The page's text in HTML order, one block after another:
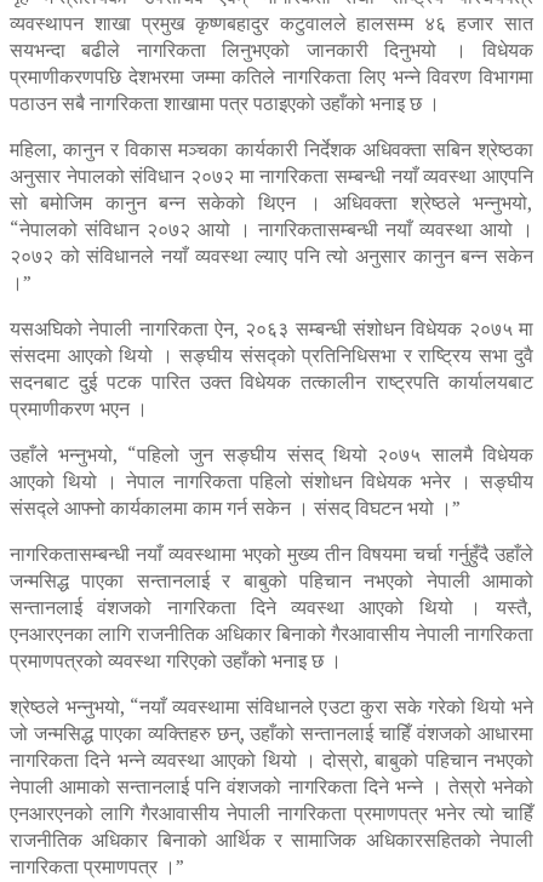
व्यवस्थापन शाखा प्रमुख कृष्णबहादुर कटुवालले हालसम्म ४६ हजार सात
सयभन्दा बढीले नागरिकता लिनुभएको जानकारी दिनुभयो । विधेयक
प्रमाणीकरणपछि देशभरमा जम्मा कतिले नागरिकता लिए भन्ने विवरण विभागमा
पठाउन सबै नागरिकता शाखामा पत्र पठाइएको उहाँको भनाइ छ ।
महिला, कानुन र विकास मञ्चका कार्यकारी निर्देशक अधिवक्ता सबिन श्रेष्ठका
अनुसार नेपालको संविधान २०७२ मा नागरिकता सम्बन्धी नयाँ व्यवस्था आएपनि
सो बमोजिम कानुन बन्न सकेको थिएन । अधिवक्ता श्रेष्ठले भन्नुभयो,
“नेपालको संविधान २०७२ आयो । नागरिकतासम्बन्धी नयाँ व्यवस्था आयो ।
२०७२ को संविधानले नयाँ व्यवस्था ल्याए पनि त्यो अनुसार कानुन बन्न सकेन
।”
यसअघिको नेपाली नागरिकता ऐन, २०६३ सम्बन्धी संशोधन विधेयक २०७५ मा
संसदमा आएको थियो । सङ्घीय संसद्को प्रतिनिधिसभा र राष्ट्रिय सभा दुवै
सदनबाट दुई पटक पारित उक्त विधेयक तत्कालीन राष्ट्रपति कार्यालयबाट
प्रमाणीकरण भएन ।
उहाँले भन्नुभयो, “पहिलो जुन सङ्घीय संसद् थियो २०७५ सालमै विधेयक
आएको थियो । नेपाल नागरिकता पहिलो संशोधन विधेयक भनेर । सङ्घीय
संसद्ले आफ्नो कार्यकालमा काम गर्न सकेन । संसद् विघटन भयो ।”
नागरिकतासम्बन्धी नयाँ व्यवस्थामा भएको मुख्य तीन विषयमा चर्चा गर्नुहुँदै उहाँले
जन्मसिद्ध पाएका सन्तानलाई र बाबुको पहिचान नभएको नेपाली आमाको
सन्तानलाई वंशजको नागरिकता दिने व्यवस्था आएको थियो । यस्तै,
एनआरएनका लागि राजनीतिक अधिकार बिनाको गैरआवासीय नेपाली नागरिकता
प्रमाणपत्रको व्यवस्था गरिएको उहाँको भनाइ छ ।
श्रेष्ठले भन्नुभयो, “नयाँ व्यवस्थामा संविधानले एउटा कुरा सके गरेको थियो भने
जो जन्मसिद्ध पाएका व्यक्तिहरु छन्, उहाँको सन्तानलाई चाहिँ वंशजको आधारमा
नागरिकता दिने भन्ने व्यवस्था आएको थियो । दोस्रो, बाबुको पहिचान नभएको
नेपाली आमाको सन्तानलाई पनि वंशजको नागरिकता दिने भन्ने । तेस्रो भनेको
एनआरएनको लागि गैरआवासीय नेपाली नागरिकता प्रमाणपत्र भनेर त्यो चाहिँ
राजनीतिक अधिकार बिनाको आर्थिक र सामाजिक अधिकारसहितको नेपाली
नागरिकता प्रमाणपत्र ।”